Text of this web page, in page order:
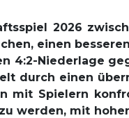
2026
einen
4:2-Niederlage
durch einen
mit Spielern
werden, mit